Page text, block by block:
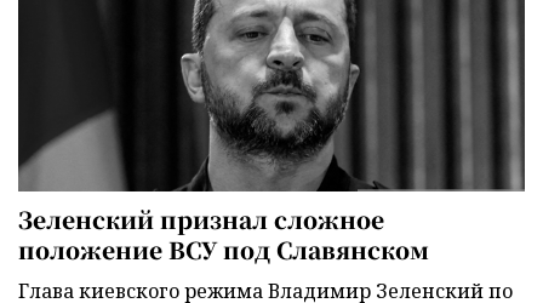
Зеленский признал сложное
положение ВСУ под Славянском
Глава киевского режима Владимир Зеленский по